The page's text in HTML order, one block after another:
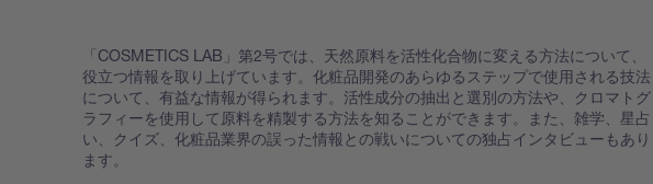
「COSMETICS LAB」第2号では、天然原料を活性化合物に変える方法について、
役立つ情報を取り上げています。化粧品開発のあらゆるステップで使用される技法
について、有益な情報が得られます。活性成分の抽出と選別の方法や、クロマトグ
ラフィーを使用して原料を精製する方法を知ることができます。また、雑学、星占
い、クイズ、化粧品業界の誤った情報との戦いについての独占インタビューもあり
ます。